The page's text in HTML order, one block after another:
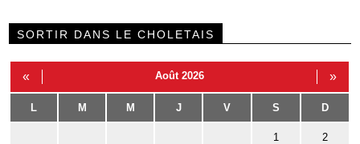
SORTIR DANS LE CHOLETAIS
« Août 2026 »
L M M J V S D
1 2